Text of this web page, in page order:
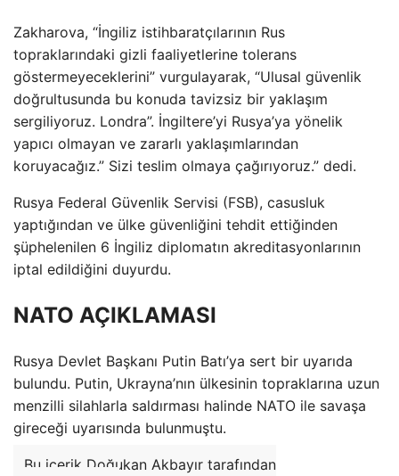
Zakharova, “İngiliz istihbaratçılarının Rus
topraklarındaki gizli faaliyetlerine tolerans
göstermeyeceklerini” vurgulayarak, “Ulusal güvenlik
doğrultusunda bu konuda tavizsiz bir yaklaşım
sergiliyoruz. Londra”. İngiltere’yi Rusya’ya yönelik
yapıcı olmayan ve zararlı yaklaşımlarından
koruyacağız.” Sizi teslim olmaya çağırıyoruz.” dedi.
Rusya Federal Güvenlik Servisi (FSB), casusluk
yaptığından ve ülke güvenliğini tehdit ettiğinden
şüphelenilen 6 İngiliz diplomatın akreditasyonlarının
iptal edildiğini duyurdu.
NATO AÇIKLAMASI
Rusya Devlet Başkanı Putin Batı’ya sert bir uyarıda
bulundu. Putin, Ukrayna’nın ülkesinin topraklarına uzun
menzilli silahlarla saldırması halinde NATO ile savaşa
gireceği uyarısında bulunmuştu.
Bu içerik Doğukan Akbayır tarafından